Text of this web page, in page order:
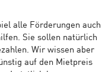
alle Förderungen auch
Sie sollen natürlich
Wir wissen aber
auf den Mietpreis